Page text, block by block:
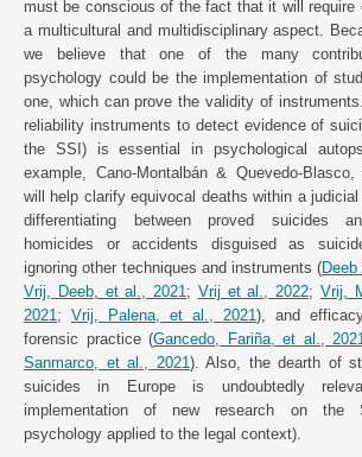
must be conscious of the fact that it will require
a multicultural and multidisciplinary aspect.
we believe that one of the many
psychology could be the implementation of
one, which can prove the validity of
reliability instruments to detect evidence of
the SSI) is essential in psychological
example, Cano-Montalbán & Quevedo-
will help clarify equivocal deaths within a
differentiating between proved suicides
homicides or accidents disguised as
ignoring other techniques and instruments (
Vrij, Deeb, et al., 2021 ; Vrij et al., 2022; Vrij,
2021 ; Vrij, Palena, et al., 2021 ), and
forensic practice (Gancedo, Fariña, et al., 2021
Sanmarco, et al., 2021 ). Also, the dearth of
suicides in Europe is undoubtedly
implementation of new research on the
psychology applied to the legal context).